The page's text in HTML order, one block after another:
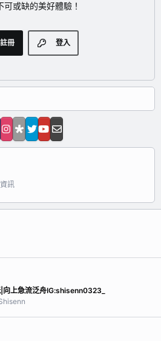
可或缺的美好體驗！
登入
註冊
訊
上急流泛舟IG:shisenn0323_